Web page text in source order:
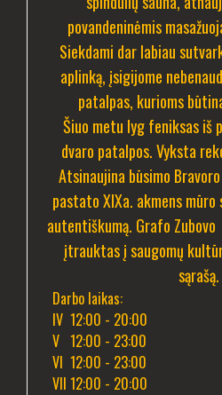
povandeninėmis
Siekdami dar labiau
aplinką, įsigijome
patalpas, kurioms
Šiuo metu lyg feniksas iš
dvaro patalpos. Vyksta
Atsinaujina būsimo
pastato XIXa. akmens
autentiškumą. Grafo
įtrauktas į saugomų
sąrašą.
Darbo laikas:
IV 12:00 - 20:00
V 12:00 - 23:00
VI 12:00 - 23:00
VII 12:00 - 20:00